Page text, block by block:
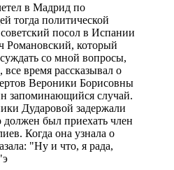
в Мадрид по
тогда политической
посол в Испании
Романовский, который
со мной вопросы,
время рассказывал о
Вероники Борисовны
запоминающийся случай.
Дударовой задержали
должен был приехать член
Когда она узнала о
"Ну и что, я рада,